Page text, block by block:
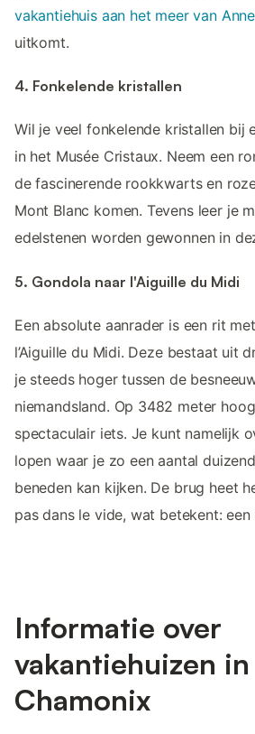
vakantiehuis aan het meer van
uitkomt.
4. Fonkelende kristallen
Wil je veel fonkelende kristallen bij
in het Musée Cristaux. Neem een
de fascinerende rookkwarts en
Mont Blanc komen. Tevens leer je
edelstenen worden gewonnen in
5. Gondola naar l'Aiguille du Midi
Een absolute aanrader is een rit
l’Aiguille du Midi. Deze bestaat uit
je steeds hoger tussen de
niemandsland. Op 3482 meter
spectaculair iets. Je kunt namelijk
lopen waar je zo een aantal
beneden kan kijken. De brug heet
pas dans le vide, wat betekent:
Informatie over
vakantiehuizen in
Chamonix